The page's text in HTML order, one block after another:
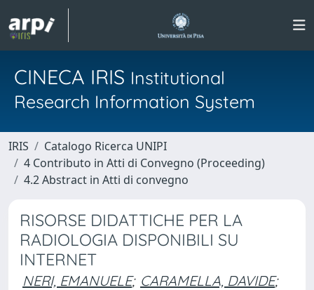
CINECA IRIS Institutional
Research Information System
IRIS
Catalogo Ricerca UNIPI
4 Contributo in Atti di Convegno (Proceeding)
4.2 Abstract in Atti di convegno
RISORSE DIDATTICHE PER LA
RADIOLOGIA DISPONIBILI SU
INTERNET
NERI, EMANUELE; CARAMELLA, DAVIDE;